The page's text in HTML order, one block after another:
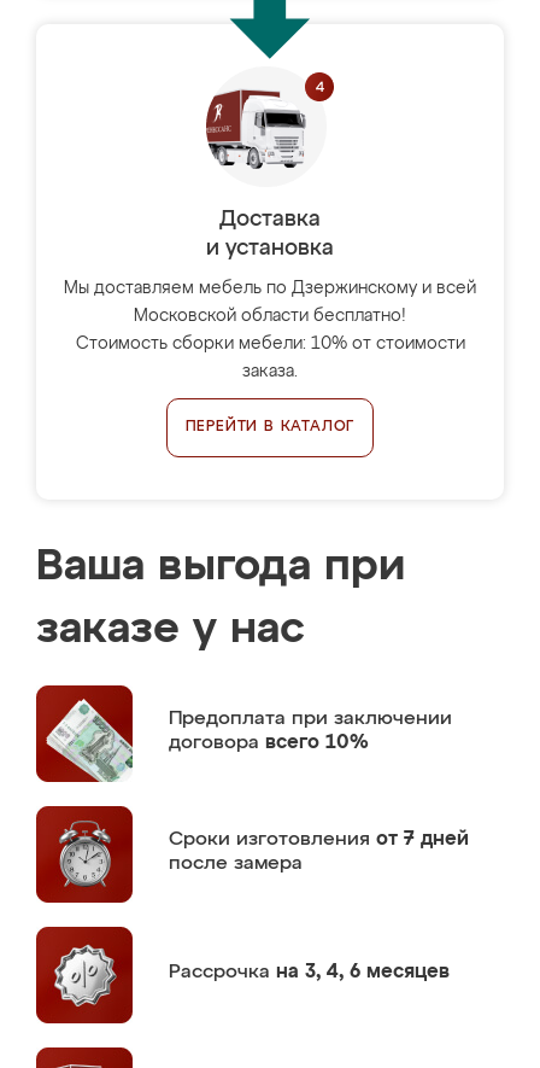
Доставка
и установка
Мы доставляем мебель по Дзержинскому и всей
Московской области бесплатно!
Стоимость сборки мебели: 10% от стоимости
заказа.
ПЕРЕЙТИ В КАТАЛОГ
Ваша выгода при
заказе у нас
Предоплата при заключении
договора всего 10%
Сроки изготовления от 7 дней
после замера
Рассрочка на 3, 4, 6 месяцев